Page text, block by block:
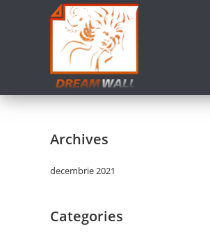
Archives
decembrie 2021
Categories